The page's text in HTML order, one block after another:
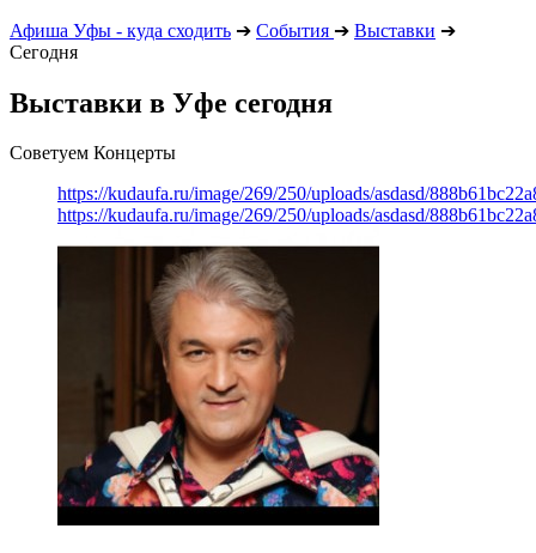
Афиша Уфы - куда сходить ➔ События ➔ Выставки ➔
Сегодня
Выставки в Уфе сегодня
Советуем Концерты
https://kudaufa.ru/image/269/250/uploads/asdasd/
https://kudaufa.ru/image/269/250/uploads/asdasd/